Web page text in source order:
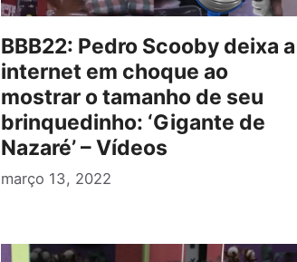
BBB22: Pedro Scooby deixa a
internet em choque ao
mostrar o tamanho de seu
brinquedinho: ‘Gigante de
Nazaré’ – Vídeos
março 13, 2022